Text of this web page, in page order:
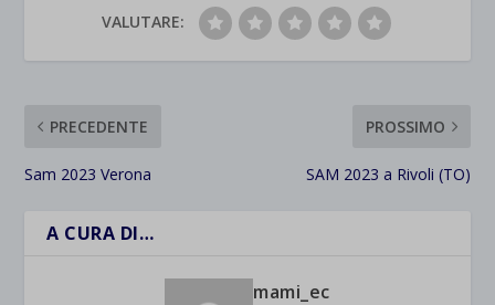
VALUTARE:
PRECEDENTE
Sam 2023 Verona
PROSSIMO
SAM 2023 a Rivoli (TO)
A CURA DI…
mami_ec